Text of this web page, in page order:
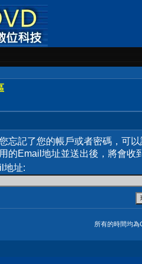
忘記了您的帳戶或者密碼，可
的Email地址並送出後，將會收
地址:
所有的時間均為